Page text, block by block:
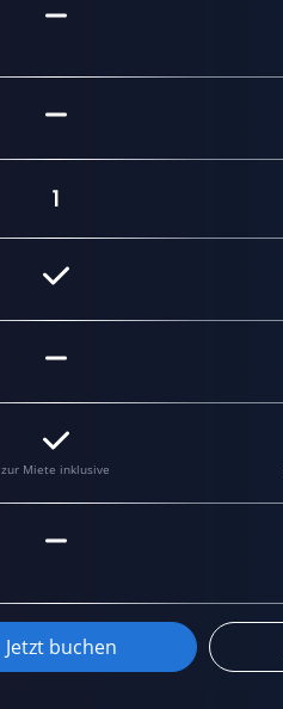
1
zur Miete inklusive
Jetzt buchen